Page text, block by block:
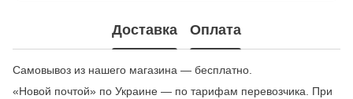
Доставка Оплата
Самовывоз из нашего магазина — бесплатно.
«Новой почтой» по Украине — по тарифам перевозчика. При